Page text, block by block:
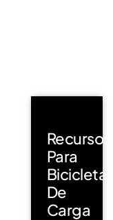
Recursos
Para
De
Carga